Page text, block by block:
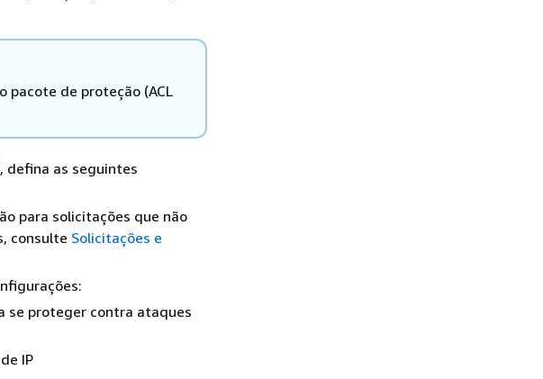
pacote de proteção (ACL
, defina as seguintes
para solicitações que não
consulte Solicitações e
se proteger contra ataques
IP